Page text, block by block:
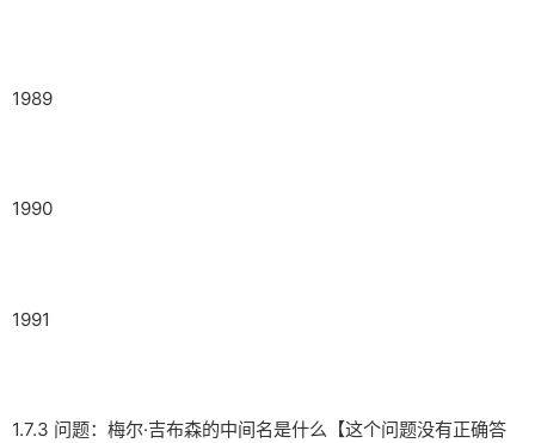
1989
1990
1991
1.7.3 问题：梅尔·吉布森的中间名是什么【这个问题没有正确答